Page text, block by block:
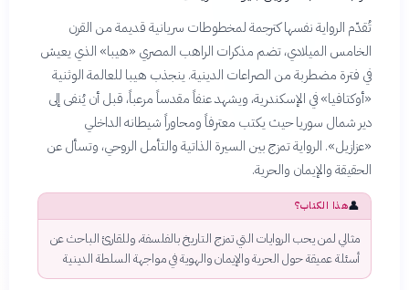
تُقدّم الرواية نفسها كترجمة لمخطوطات سريانية قديمة من القرن
الخامس الميلادي، تضم مذكرات الراهب المصري «هيبا» الذي يعيش
في فترة مضطربة من الصراعات الدينية. ينجذب هيبا للعالمة الوثنية
«أوكتافيا» في الإسكندرية، ويشهد عنفاً مقدساً مرعباً، قبل أن يُنفى إلى
دير شمال سوريا حيث يكتب معترفاً ومحاوراً شيطانه الداخلي
«عزازيل». الرواية تمزج بين السيرة الذاتية والتأمل الروحي، وتسأل عن
الحقيقة والإيمان والحرية.
👤هذا الكتاب؟
مثالي لمن يحب الروايات التي تمزج التاريخ بالفلسفة، وللقارئ الباحث عن
أسئلة عميقة حول الحرية والإيمان والهوية في مواجهة السلطة الدينية